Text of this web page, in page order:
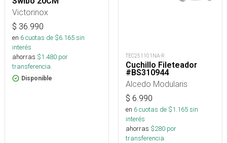
Victorinox
$ 36.990
en 6cuotas de $6.165sin
interés
ahorras $1.480 por
transferencia.
Disponible
TEC251101NA-R
Cuchillo Fileteador
#BS310944
Alcedo Modularis
$ 6.990
en 6cuotas de $1.165sin
interés
ahorras $280 por
transferencia.